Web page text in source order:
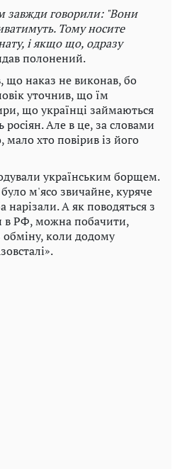
завжди говорили: "Вони
Тому носите
і якщо що, одразу
полонений.
що наказ не виконав, бо
уточнив, що їм
що українці займаються
росіян. Але в це, за словами
мало хто повірив із його
українським борщем.
м'ясо звичайне, куряче
нарізали. А як поводяться з
РФ, можна побачити,
обміну, коли додому